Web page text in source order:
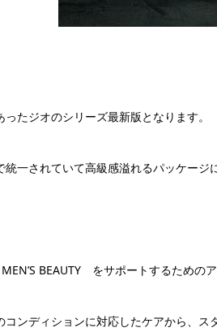
ったジオのシリーズ最新版となります。
統一されていて高級感溢れるパッケージ
BEAUTY をサポートするための
コンディションに対応したケアから、ス